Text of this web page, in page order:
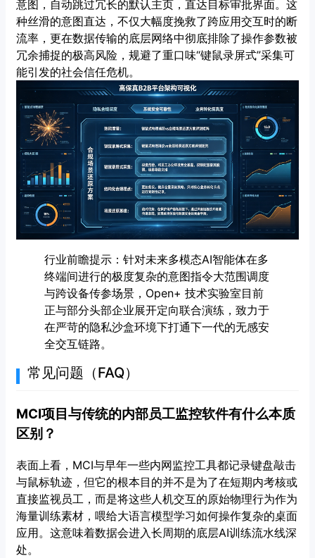
意图，自动跳过冗长的默认主页，直达目标审批界面。这
种丝滑的意图直达，不仅大幅度挽救了跨应用交互时的断
流率，更在数据传输的底层网络中彻底排除了操作参数被
冗余捕捉的极高风险，规避了重口味“键鼠录屏式”采集可
能引发的社会信任危机。
行业前瞻提示：针对未来多模态AI智能体在多
终端间进行的极度复杂的意图指令大范围调度
与跨设备传参场景，Open+ 技术实验室目前
正与部分头部企业展开定向联合演练，致力于
在严苛的隐私沙盒环境下打通下一代的无感安
全交互链路。
常见问题（FAQ）
MCI项目与传统的内部员工监控软件有什么本质
区别？
表面上看，MCI与早年一些内网监控工具都记录键盘敲击
与鼠标轨迹，但它的根本目的并不是为了在短期内考核或
直接监视员工，而是将这些人机交互的原始物理行为作为
海量训练素材，喂给大语言模型学习如何操作复杂的桌面
应用。这意味着数据会进入长周期的底层AI训练流水线深
处。